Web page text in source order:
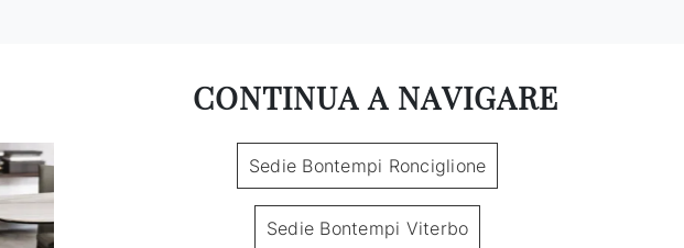
CONTINUA A NAVIGARE
Sedie Bontempi Ronciglione
Sedie Bontempi Viterbo